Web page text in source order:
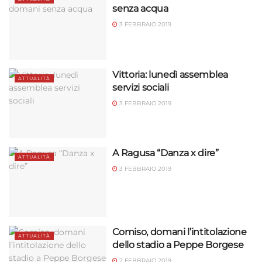
senza acqua
3 FEBBRAIO 2019
ATTUALITÀ
Vittoria: lunedì assemblea
servizi sociali
3 FEBBRAIO 2019
ATTUALITÀ A Ragusa “Danza x dire”
3 FEBBRAIO 2019
ATTUALITÀ
Comiso, domani l’intitolazione
dello stadio a Peppe Borgese
2 FEBBRAIO 2019